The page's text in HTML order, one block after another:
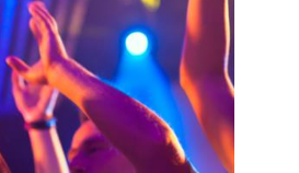
życie Plaże Przyroda i